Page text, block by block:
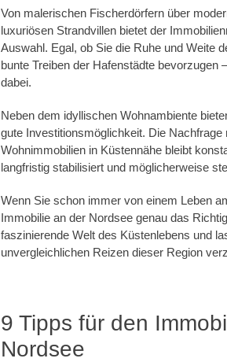
Von malerischen Fischerdörfern über
luxuriösen Strandvillen bietet der
Auswahl. Egal, ob Sie die Ruhe und Weite
bunte Treiben der Hafenstädte bevorzugen
dabei.
Neben dem idyllischen Wohnambiente
gute Investitionsmöglichkeit. Die Nachfrage
Wohnimmobilien in Küstennähe bleibt
langfristig stabilisiert und möglicherweise
Wenn Sie schon immer von einem Leben
Immobilie an der Nordsee genau das
faszinierende Welt des Küstenlebens und
unvergleichlichen Reizen dieser Region
9 Tipps für den
Nordsee